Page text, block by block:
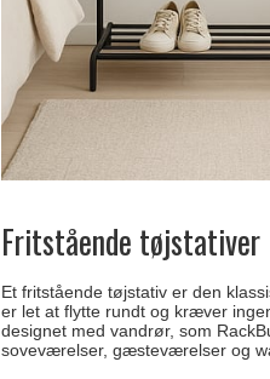
Fritstående tøjstativer
Et fritstående tøjstativ er den
er let at flytte rundt og kræver
designet med vandrør, som
soveværelser, gæsteværelser og